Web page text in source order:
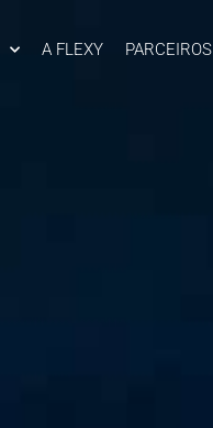
A FLEXY PARCEIROS